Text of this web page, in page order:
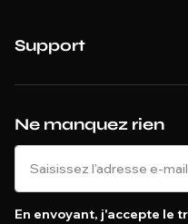
Ne manquez rien
En envoyant, j'accepte le
Support